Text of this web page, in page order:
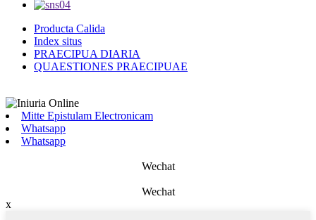
Producta Calida
Index situs
PRAECIPUA DIARIA
QUAESTIONES PRAECIPUAE
Mitte Epistulam Electronicam
Whatsapp
Whatsapp
Wechat
Wechat
x